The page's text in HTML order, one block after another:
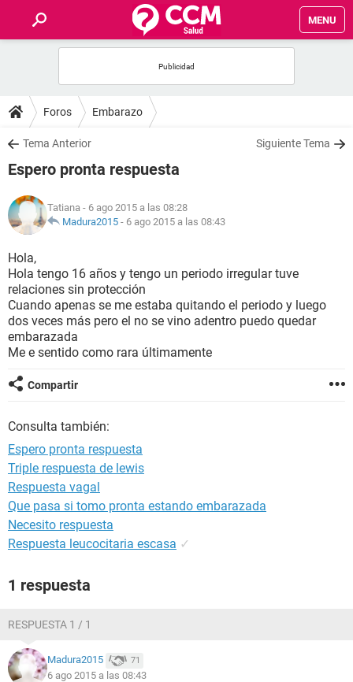
MENU
FOROS
SALUD
FAMILIA
NUTRICIÓN
BIENESTAR
SEXUALIDAD
GLOSARIO
Foros Embarazo
Tema Anterior Siguiente Tema
Espero pronta respuesta
Tatiana - 6 ago 2015 a las 08:28
Madura2015 - 6 ago 2015 a las 08:43
Hola,
Hola tengo 16 años y tengo un periodo irregular tuve
relaciones sin protección
Cuando apenas se me estaba quitando el periodo y luego
dos veces más pero el no se vino adentro puedo quedar
embarazada
Me e sentido como rara últimamente
Compartir
Consulta también:
Espero pronta respuesta
Triple respuesta de lewis
Respuesta vagal
Que pasa si tomo pronta estando embarazada
Necesito respuesta
Respuesta leucocitaria escasa ✓
1 respuesta
RESPUESTA 1 / 1
Madura2015 71
6 ago 2015 a las 08:43